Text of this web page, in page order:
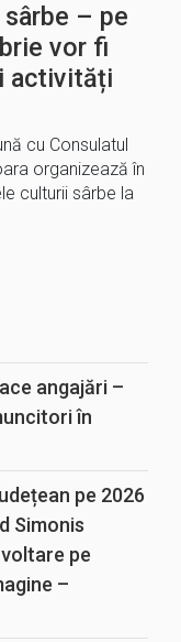
– pe
vor fi
activități
cu Consulatul
organizează în
culturii sârbe la
angajări –
în
pe 2026
Simonis
pe
–